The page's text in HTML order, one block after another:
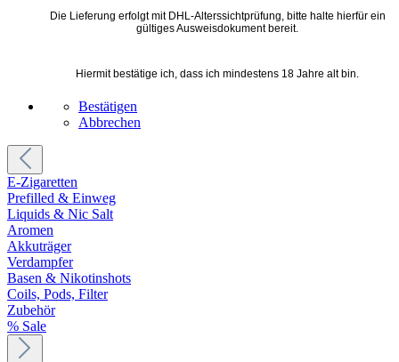
Die Lieferung erfolgt mit DHL-Alterssichtprüfung, bitte halte hierfür ein
gültiges Ausweisdokument bereit.
Hiermit bestätige ich, dass ich mindestens 18 Jahre alt bin.
Bestätigen
Abbrechen
E-Zigaretten
Prefilled & Einweg
Liquids & Nic Salt
Aromen
Akkuträger
Verdampfer
Basen & Nikotinshots
Coils, Pods, Filter
Zubehör
% Sale